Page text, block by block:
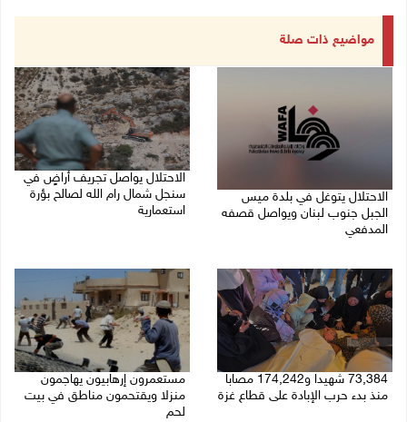
مواضيع ذات صلة
الاحتلال يتوغل في بلدة ميس
الجبل جنوب لبنان ويواصل قصفه
المدفعي
الاحتلال يواصل تجريف أراضٍ في
سنجل شمال رام الله لصالح بؤرة
استعمارية
73,384 شهيدا و174,242 مصابا
منذ بدء حرب الإبادة على قطاع غزة
مستعمرون إرهابيون يهاجمون
منزلا ويقتحمون مناطق في بيت
لحم